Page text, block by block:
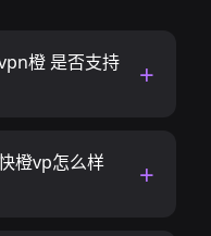
橙 是否支持
橙vp怎么样